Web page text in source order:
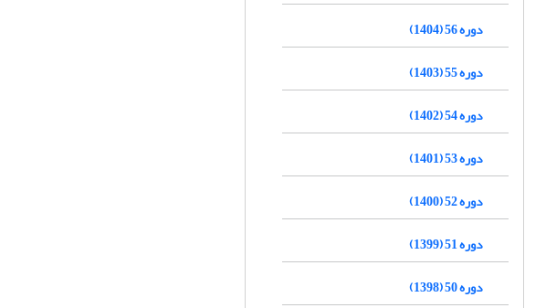
دوره 56 (1404)
دوره 55 (1403)
دوره 54 (1402)
دوره 53 (1401)
دوره 52 (1400)
دوره 51 (1399)
دوره 50 (1398)